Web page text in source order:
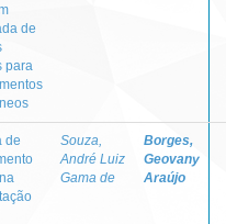
de
para
de
Souza,
André Luiz
Gama de
Borges,
Geovany
Araújo